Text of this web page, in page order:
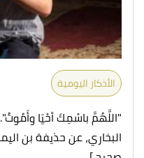
الأذكار اليومية
"اللَّهُمَّ باسْمِكَ أحْيَا وأَمُوتُ".